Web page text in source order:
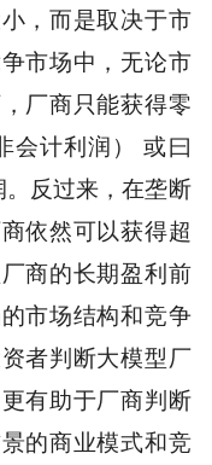
，而是取决于市
市场中，无论市
厂商只能获得零
会计利润） 或曰
。反过来，在垄断
依然可以获得超
商的长期盈利前
市场结构和竞争
者判断大模型厂
有助于厂商判断
的商业模式和竞